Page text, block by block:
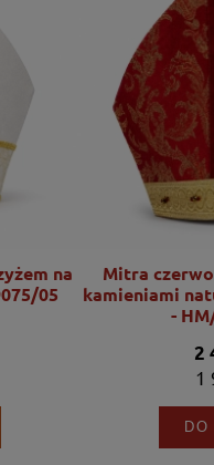
na
05
Mitra
kamieniami
-
2
1